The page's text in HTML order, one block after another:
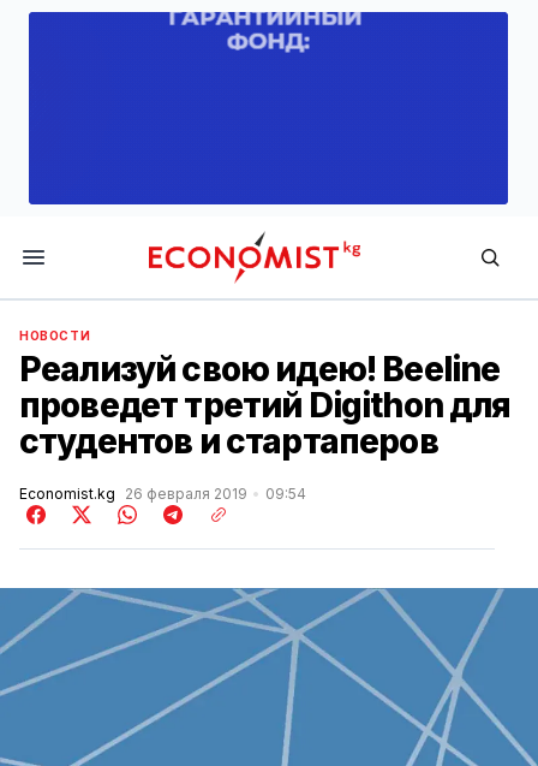
Economist.kg
НОВОСТИ
Реализуй свою идею! Beeline
проведет третий Digithon для
студентов и стартаперов
Economist.kg 26 февраля 2019 09:54